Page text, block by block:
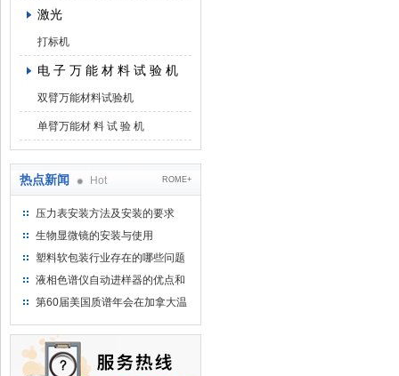
激光
打标机
电 子 万 能 材 料 试 验 机
双臂万能材料试验机
单臂万能材 料 试 验 机
热点新闻 Hot ROME+
压力表安装方法及安装的要求
生物显微镜的安装与使用
塑料软包装行业存在的哪些问题
液相色谱仪自动进样器的优点和
维护
第60届美国质谱年会在加拿大温